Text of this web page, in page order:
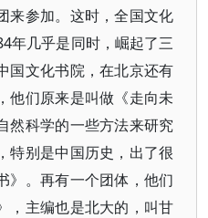
来参加。这时，全国文化
年几乎是同时，崛起了三
国文化书院，在北京还有
他们原来是叫做《走向未
然科学的一些方法来研究
特别是中国历史，出了很
》。再有一个团体，他们
，主编也是北大的，叫甘